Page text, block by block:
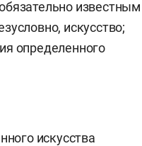
известным
искусство;
определенного
искусства